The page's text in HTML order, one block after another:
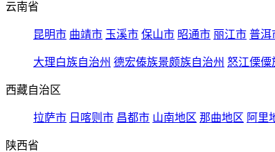
云南省
昆明市 曲靖市 玉溪市 保山市 昭通市 丽江市 普洱
大理白族自治州 德宏傣族景颇族自治州 怒江傈僳
西藏自治区
拉萨市 日喀则市 昌都市 山南地区 那曲地区 阿里
陕西省